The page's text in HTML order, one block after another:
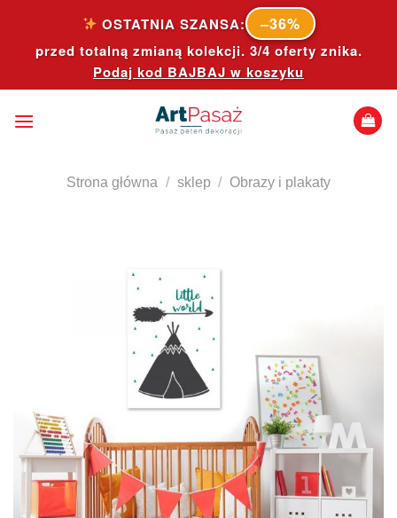
content
OSTATNIA SZANSA: –36%
przed totalną zmianą kolekcji. 3/4 oferty znika.
Podaj kod BAJBAJ w koszyku
Strona główna / sklep / Obrazy i plakaty